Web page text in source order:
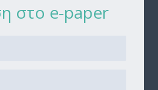
στο e-paper